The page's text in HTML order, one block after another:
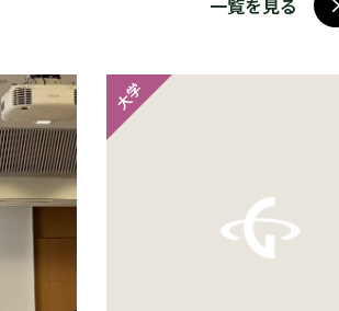
一覧を見る
大学